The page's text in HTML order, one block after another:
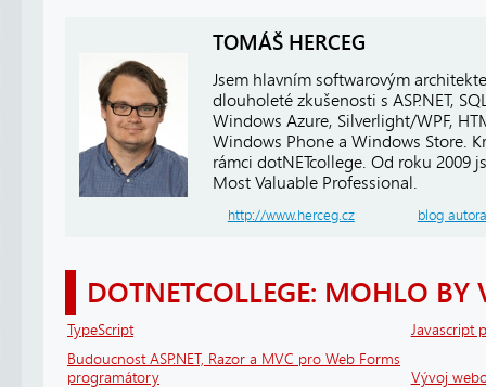
TOMÁŠ HERCEG
Jsem hlavním softwarovým
dlouholeté zkušenosti s ASP.NET,
Windows Azure, Silverlight/WPF,
Windows Phone a Windows Store.
rámci dotNETcollege. Od roku 2009
Most Valuable Professional.
http://www.herceg.cz blog autora
DOTNETCOLLEGE: MOHLO BY
TypeScript
Javascript
Budoucnost ASP.NET, Razor a MVC pro Web Forms
programátory
Vývoj